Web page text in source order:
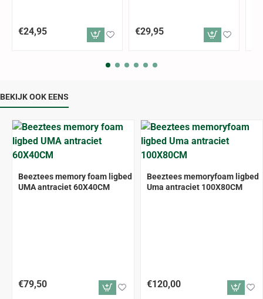
€24,95 €29,95
BEKIJK OOK EENS
Beeztees memory foam ligbed
UMA antraciet 60X40CM
€79,50
Beeztees memoryfoam ligbed
Uma antraciet 100X80CM
€120,00